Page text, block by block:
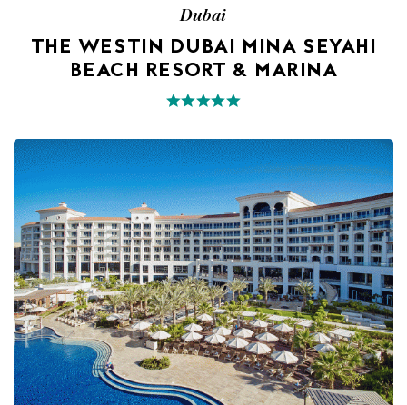
Dubai
THE WESTIN DUBAI MINA SEYAHI
BEACH RESORT & MARINA